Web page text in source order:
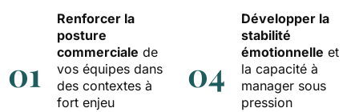
01
Renforcer la
posture
commerciale de
vos équipes dans
des contextes à
fort enjeu
04
Développer la
stabilité
émotionnelle et
la capacité à
manager sous
pression